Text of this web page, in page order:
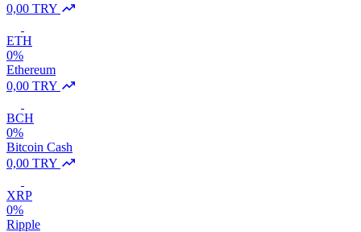
0,00 TRY
ETH
0%
Ethereum
0,00 TRY
BCH
0%
Bitcoin Cash
0,00 TRY
XRP
0%
Ripple